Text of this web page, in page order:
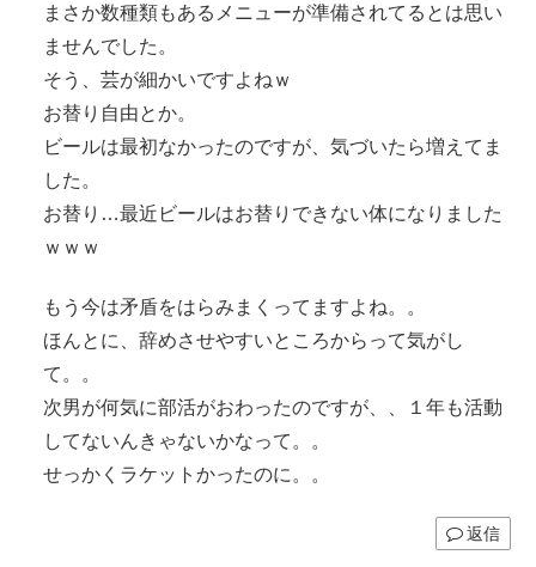
まさか数種類もあるメニューが準備されてるとは思い
ませんでした。
そう、芸が細かいですよねｗ
お替り自由とか。
ビールは最初なかったのですが、気づいたら増えてま
した。
お替り…最近ビールはお替りできない体になりました
ｗｗｗ
もう今は矛盾をはらみまくってますよね。。
ほんとに、辞めさせやすいところからって気がし
て。。
次男が何気に部活がおわったのですが、、１年も活動
してないんきゃないかなって。。
せっかくラケットかったのに。。
返信